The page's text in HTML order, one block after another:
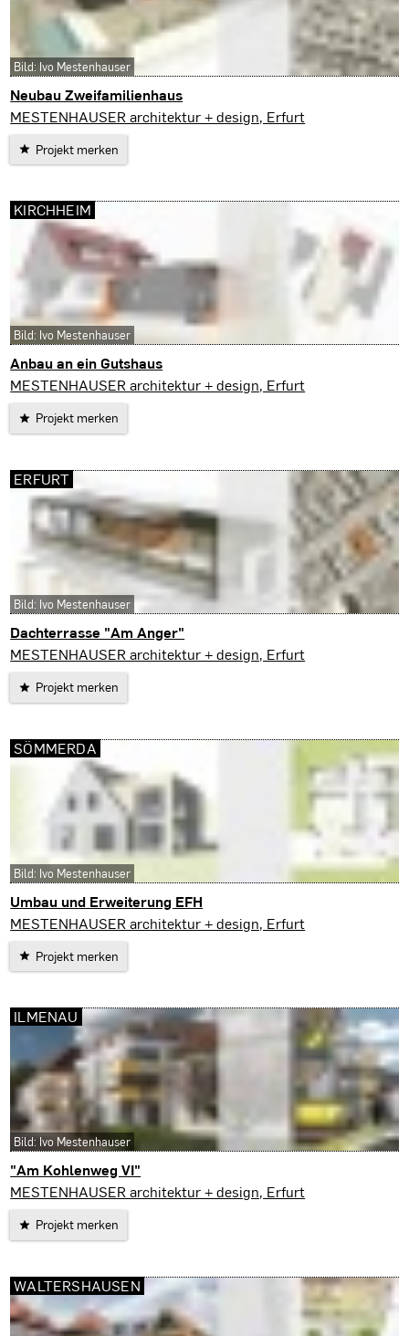
Neubau Zweifamilienhaus
Arnstadt
MESTENHAUSER architektur + design, Erfurt
Projekt merken
Bild: Ivo Mestenhauser
Anbau an ein Gutshaus
Kirchheim
MESTENHAUSER architektur + design, Erfurt
Projekt merken
KIRCHHEIM
Bild: Ivo Mestenhauser
Dachterrasse "Am Anger"
Erfurt
MESTENHAUSER architektur + design, Erfurt
Projekt merken
ERFURT
Bild: Ivo Mestenhauser
Umbau und Erweiterung EFH
Sömmerda
MESTENHAUSER architektur + design, Erfurt
Projekt merken
SÖMMERDA
Bild: Ivo Mestenhauser
"Am Kohlenweg VI"
Ilmenau
MESTENHAUSER architektur + design, Erfurt
Projekt merken
ILMENAU
Bild: Ivo Mestenhauser
WALTERSHAUSEN